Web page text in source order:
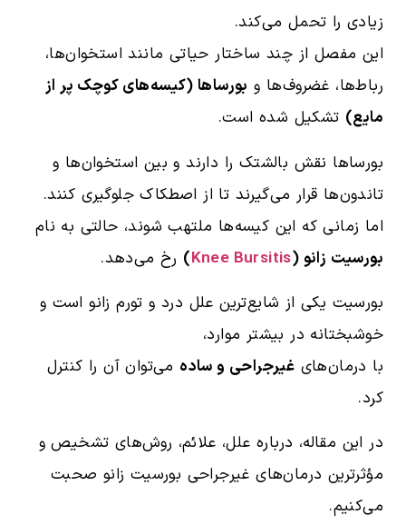
زیادی را تحمل می‌کند.
این مفصل از چند ساختار حیاتی مانند استخوان‌ها،
رباط‌ها، غضروف‌ها و بورساها (کیسه‌های کوچک پر از
مایع) تشکیل شده است.
بورساها نقش بالشتک را دارند و بین استخوان‌ها و
تاندون‌ها قرار می‌گیرند تا از اصطکاک جلوگیری کنند.
اما زمانی که این کیسه‌ها ملتهب شوند، حالتی به نام
بورسیت زانو (Knee Bursitis
) رخ می‌دهد.
بورسیت یکی از شایع‌ترین علل درد و تورم زانو است و
خوشبختانه در بیشتر موارد،
با درمان‌های غیرجراحی و ساده می‌توان آن را کنترل
کرد.
در این مقاله، درباره علل، علائم، روش‌های تشخیص و
مؤثرترین درمان‌های غیرجراحی بورسیت زانو صحبت
می‌کنیم.